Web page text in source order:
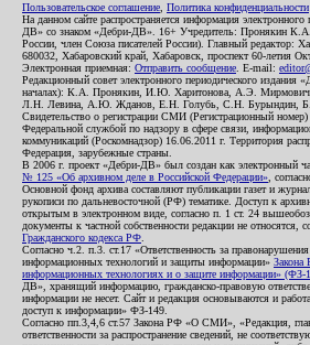
Пользовательское соглашение Политика конфиденциальности
На данном сайте распространяется информация
ДВ» со знаком «Дебри-ДВ». 16+ Учредитель: Пронякин
России, член Союза писателей России). Главный редактор:
680032, Хабаровский край, Хабаровск, проспект 60-летия
Электронная приемная: Отправить сообщение . E-mail:
Редакционный совет электронного периодического
началах): К.А. Пронякин, И.Ю. Харитонова, А.Э.
Л.Н. Левина, А.Ю. Жданов, Е.Н. Голубь, С.Н. Бурындин,
Свидетельство о регистрации СМИ (Регистрационный номер)
Федеральной службой по надзору в сфере связи,
коммуникаций (Роскомнадзор) 16.06.2011 г. Территория
Федерация, зарубежные страны.
В 2006 г. проект «Дебри-ДВ» был создан как электронный
№ 125 «Об архивном деле в Российской Федерации» ,
Основной фонд архива составляют публикации газет и
рукописи по дальневосточной (РФ) тематике. Доступ к
открытым в электронном виде, согласно п. 1 ст. 24
документы к частной собственности редакции не относятся,
Гражданского кодекса РФ
Согласно ч.2. п.3. ст.17 «Ответственность за
информационных технологий и защиты информации» Закона
информационных технологиях и о защите информации» (ФЗ-
ДВ», хранящий информацию, гражданско-правовую
информации не несет. Сайт и редакция основываются и
доступ к информации» ФЗ-149.
Согласно пп.3,4,6 ст.57 Закона РФ «О СМИ», «Редакция,
ответственности за распространение сведений, не